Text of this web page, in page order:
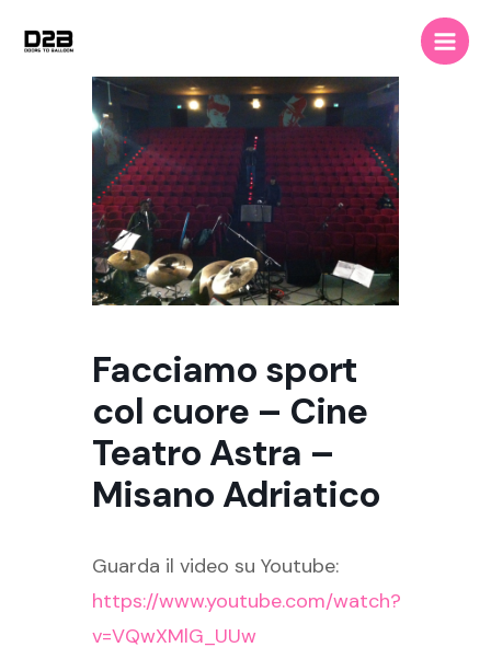
Main
Facciamo sport
col cuore – Cine
Teatro Astra –
Misano Adriatico
Guarda il video su Youtube:
https://www.youtube.com/watch?
v=VQwXMlG_UUw